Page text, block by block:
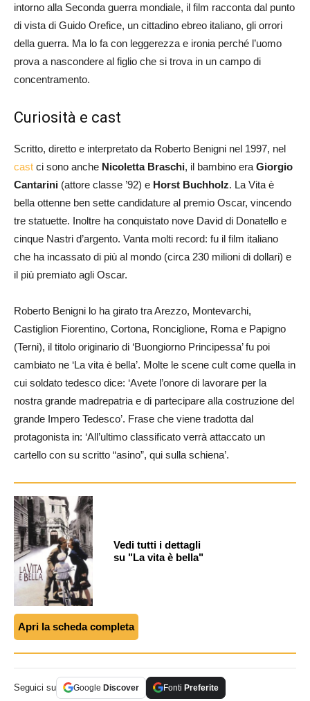
intorno alla Seconda guerra mondiale, il film racconta dal punto
di vista di Guido Orefice, un cittadino ebreo italiano, gli orrori
della guerra. Ma lo fa con leggerezza e ironia perché l’uomo
prova a nascondere al figlio che si trova in un campo di
concentramento.
Curiosità e cast
Scritto, diretto e interpretato da Roberto Benigni nel 1997, nel
cast ci sono anche Nicoletta Braschi, il bambino era Giorgio
Cantarini (attore classe ’92) e Horst Buchholz. La Vita è
bella ottenne ben sette candidature al premio Oscar, vincendo
tre statuette. Inoltre ha conquistato nove David di Donatello e
cinque Nastri d’argento. Vanta molti record: fu il film italiano
che ha incassato di più al mondo (circa 230 milioni di dollari) e
il più premiato agli Oscar.
Roberto Benigni lo ha girato tra Arezzo, Montevarchi,
Castiglion Fiorentino, Cortona, Ronciglione, Roma e Papigno
(Terni), il titolo originario di ‘Buongiorno Principessa’ fu poi
cambiato ne ‘La vita è bella’. Molte le scene cult come quella in
cui soldato tedesco dice: ‘Avete l’onore di lavorare per la
nostra grande madrepatria e di partecipare alla costruzione del
grande Impero Tedesco’. Frase che viene tradotta dal
protagonista in: ‘All’ultimo classificato verrà attaccato un
cartello con su scritto “asino”, qui sulla schiena’.
Vedi tutti i dettagli
su "La vita è bella"
Apri la scheda completa
Seguici su Google Discover Fonti Preferite